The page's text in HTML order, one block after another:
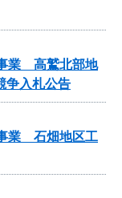
業 高鷲北部地
争入札公告
業 石畑地区工